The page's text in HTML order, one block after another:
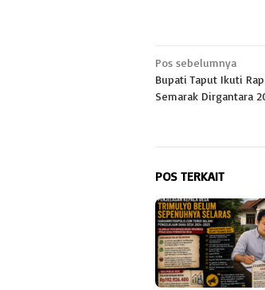
Navigasi
pos
Pos sebelumnya
Bupati Taput Ikuti
Semarak Dirgantara
POS TERKAIT